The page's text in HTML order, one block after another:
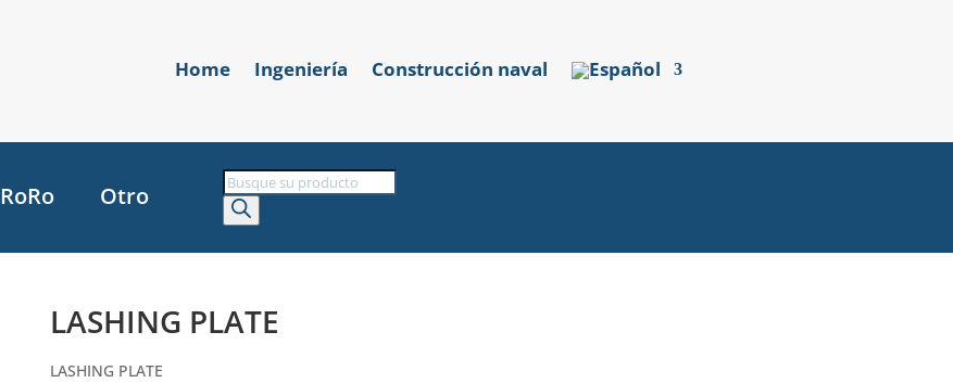
Home Ingeniería Construcción naval
RoRo Otro
Búsqueda
de
productos
LASHING PLATE
LASHING PLATE